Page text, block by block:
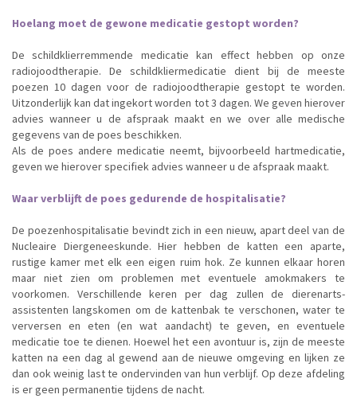
Hoelang moet de gewone medicatie gestopt worden?
De schildklierremmende medicatie kan effect hebben op onze
radiojoodtherapie. De schildkliermedicatie dient bij de meeste
poezen 10 dagen voor de radiojoodtherapie gestopt te worden.
Uitzonderlijk kan dat ingekort worden tot 3 dagen. We geven hierover
advies wanneer u de afspraak maakt en we over alle medische
gegevens van de poes beschikken.
Als de poes andere medicatie neemt, bijvoorbeeld hartmedicatie,
geven we hierover specifiek advies wanneer u de afspraak maakt.
Waar verblijft de poes gedurende de hospitalisatie?
De poezenhospitalisatie bevindt zich in een nieuw, apart deel van de
Nucleaire Diergeneeskunde. Hier hebben de katten een aparte,
rustige kamer met elk een eigen ruim hok. Ze kunnen elkaar horen
maar niet zien om problemen met eventuele amokmakers te
voorkomen. Verschillende keren per dag zullen de dierenarts-
assistenten langskomen om de kattenbak te verschonen, water te
verversen en eten (en wat aandacht) te geven, en eventuele
medicatie toe te dienen. Hoewel het een avontuur is, zijn de meeste
katten na een dag al gewend aan de nieuwe omgeving en lijken ze
dan ook weinig last te ondervinden van hun verblijf. Op deze afdeling
is er geen permanentie tijdens de nacht.